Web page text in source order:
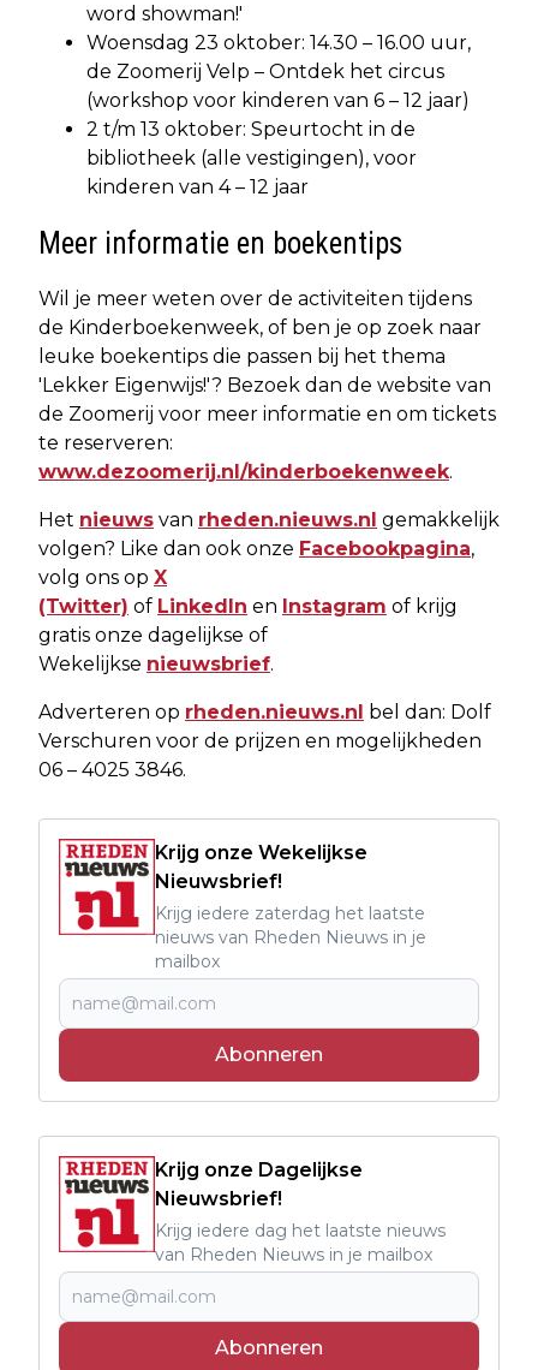
word showman!'
Woensdag 23 oktober: 14.30 – 16.00 uur,
de Zoomerij Velp – Ontdek het circus
(workshop voor kinderen van 6 – 12 jaar)
2 t/m 13 oktober: Speurtocht in de
bibliotheek (alle vestigingen), voor
kinderen van 4 – 12 jaar
Meer informatie en boekentips
Wil je meer weten over de activiteiten tijdens
de Kinderboekenweek, of ben je op zoek naar
leuke boekentips die passen bij het thema
'Lekker Eigenwijs!'? Bezoek dan de website van
de Zoomerij voor meer informatie en om tickets
te reserveren:
www.dezoomerij.nl/kinderboekenweek.
Het nieuws van rheden.nieuws.nl gemakkelijk
volgen? Like dan ook onze Facebookpagina,
volg ons op X
(Twitter) of LinkedIn en Instagram of krijg
gratis onze dagelijkse of
Wekelijkse nieuwsbrief.
Adverteren op rheden.nieuws.nl bel dan: Dolf
Verschuren voor de prijzen en mogelijkheden
06 – 4025 3846.
Krijg onze Wekelijkse
Nieuwsbrief!
Krijg iedere zaterdag het laatste
nieuws van Rheden Nieuws in je
mailbox
Abonneren
Krijg onze Dagelijkse
Nieuwsbrief!
Krijg iedere dag het laatste nieuws
van Rheden Nieuws in je mailbox
Abonneren